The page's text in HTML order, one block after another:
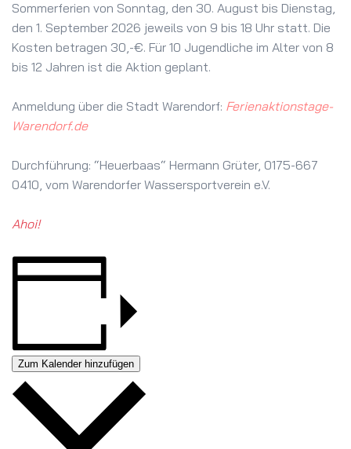
Sommerferien von Sonntag, den 30. August bis Dienstag,
den 1. September 2026 jeweils von 9 bis 18 Uhr statt. Die
Kosten betragen 30,-€. Für 10 Jugendliche im Alter von 8
bis 12 Jahren ist die Aktion geplant.
Anmeldung über die Stadt Warendorf: Ferienaktionstage-
Warendorf.de
Durchführung: “Heuerbaas“ Hermann Grüter, 0175-667
0410, vom Warendorfer Wassersportverein e.V.
Ahoi!
Zum Kalender hinzufügen